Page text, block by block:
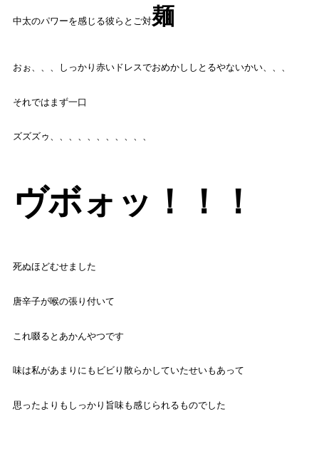
中太のパワーを感じる彼らとご対麺
おぉ、、、しっかり赤いドレスでおめかししとるやないかい、、、
それではまず一口
ズズズゥ、、、、、、、、、、、
ヴボォッ！！！
死ぬほどむせました
唐辛子が喉の張り付いて
これ啜るとあかんやつです
味は私があまりにもビビり散らかしていたせいもあって
思ったよりもしっかり旨味も感じられるものでした